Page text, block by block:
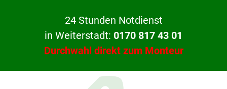
24 Stunden Notdienst
in Weiterstadt: 0170 817 43 01
Durchwahl direkt zum Monteur